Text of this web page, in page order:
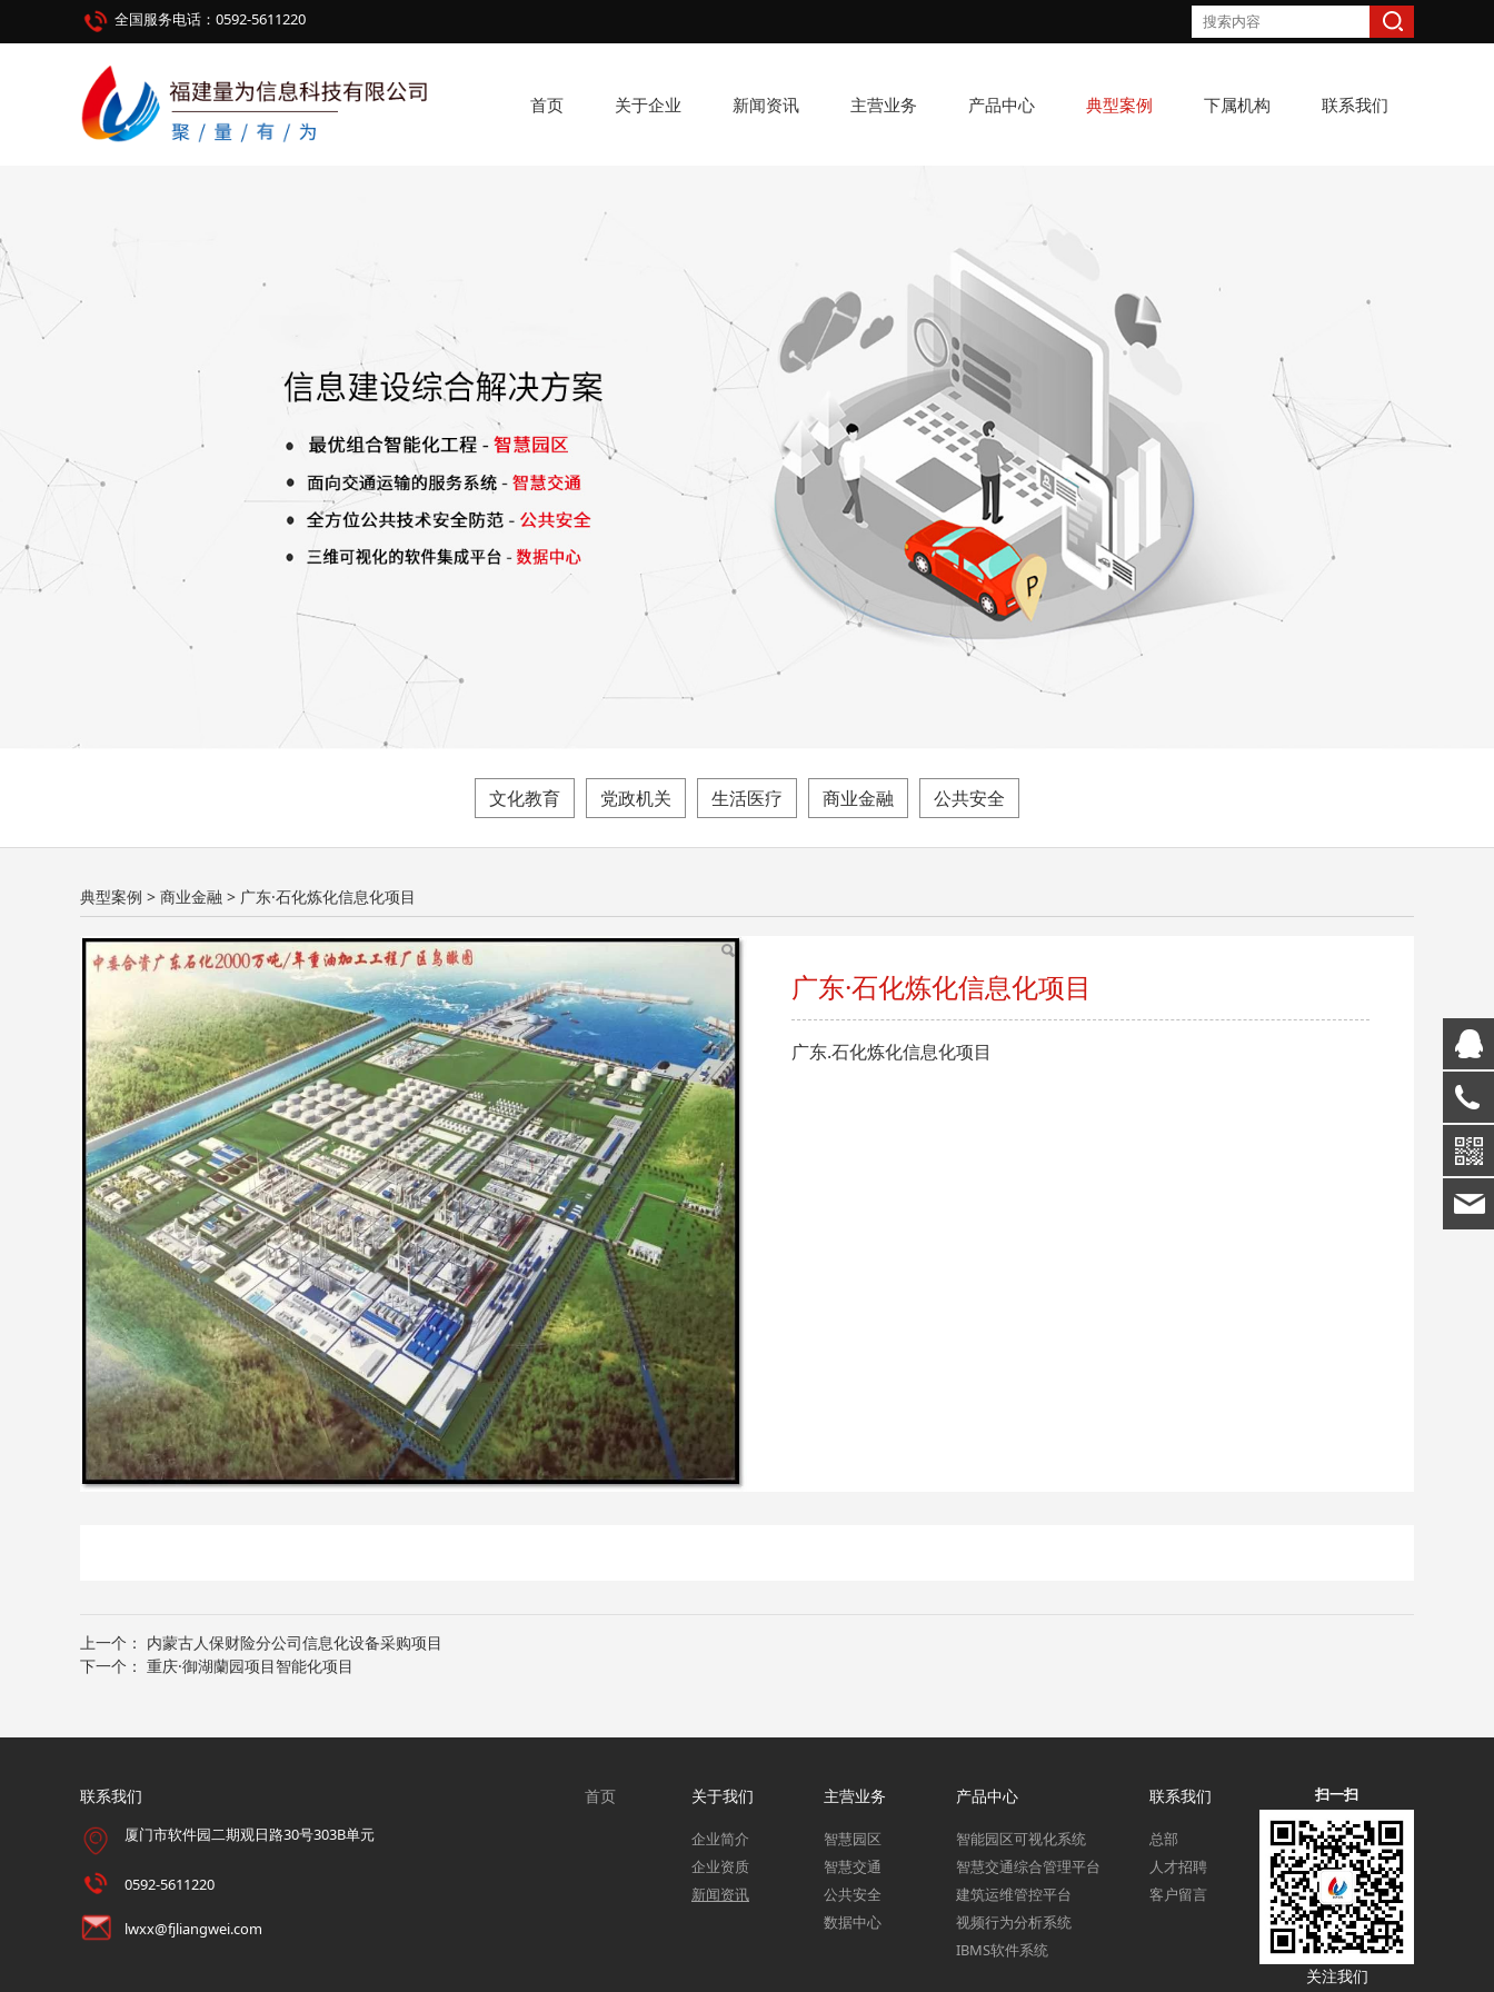
全国服务电话：0592-5611220
首页 关于企业 新闻资讯 主营业务 产品中心 典型案例 下属机构 联系我们
文化教育 党政机关 生活医疗 商业金融 公共安全
广东·石化炼化信息化项目
典型案例 > 商业金融 > 广东·石化炼化信息化项目
广东·石化炼化信息化项目
广东.石化炼化信息化项目
上一个： 内蒙古人保财险分公司信息化设备采购项目
下一个： 重庆·御湖蘭园项目智能化项目
联系我们
厦门市软件园二期观日路30号303B单元
0592-5611220
lwxx@fjliangwei.com
首页 关于我们
企业简介
企业资质
新闻资讯
主营业务
智慧园区
智慧交通
公共安全
数据中心
产品中心
智能园区可视化系统
智慧交通综合管理平台
建筑运维管控平台
视频行为分析系统
IBMS软件系统
联系我们
总部
人才招聘
客户留言
扫一扫
关注我们